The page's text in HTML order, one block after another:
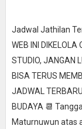
Jadwal Jathilan
WEB INI DIKELOLA
STUDIO, JANGAN
BISA TERUS
JADWAL
BUDAYA 📆
Maturnuwun atas